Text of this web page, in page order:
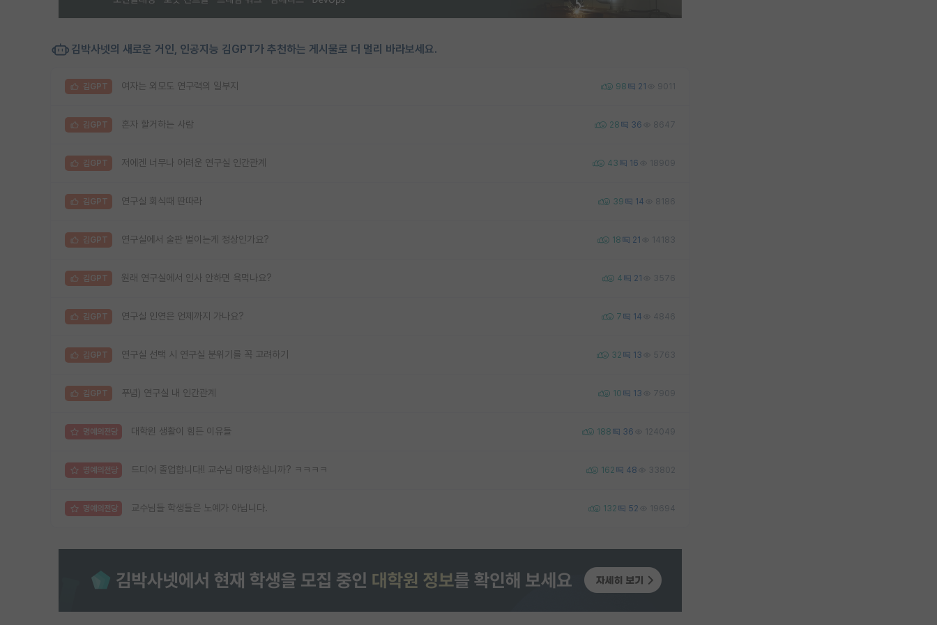
김박사넷의 새로운 거인, 인공지능 김GPT가 추천하는 게시물로 더 멀리 바라보세요.
김GPT 여자는 외모도 연구력의 일부지 98 21 9011
김GPT 혼자 할거하는 사람 28 36 8647
김GPT 저에겐 너무나 어려운 연구실 인간관계 43 16 18909
김GPT 연구실 회식때 딴따라 39 14 8186
김GPT 연구실에서 술판 벌이는게 정상인가요? 18 21 14183
김GPT 원래 연구실에서 인사 안하면 욕먹나요? 4 21 3576
김GPT 연구실 인연은 언제까지 가나요? 7 14 4846
김GPT 연구실 선택 시 연구실 분위기를 꼭 고려하기 32 13 5763
김GPT 푸념) 연구실 내 인간관계 10 13 7909
명예의전당 대학원 생활이 힘든 이유들 188 36 124049
명예의전당 드디어 졸업합니다!! 교수님 마땅하십니까? ㅋㅋㅋㅋ 162 48 33802
명예의전당 교수님들 학생들은 노예가 아닙니다. 132 52 19694